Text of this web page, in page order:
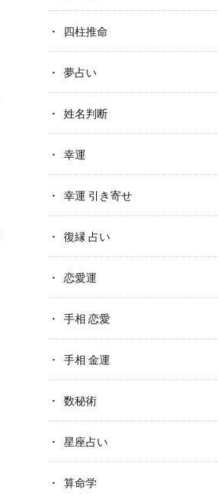
四柱推命
夢占い
姓名判断
幸運
幸運 引き寄せ
復縁 占い
恋愛運
手相 恋愛
手相 金運
数秘術
星座占い
算命学